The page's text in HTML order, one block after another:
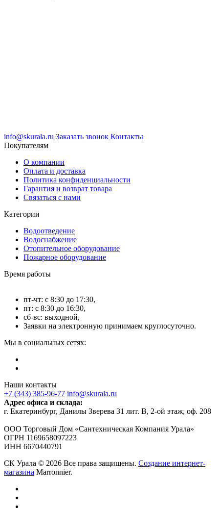
info@skurala.ru Заказать звонок Контакты
Покупателям
О компании
Оплата и доставка
Политика конфиденциальности
Гарантия и возврат товара
Связаться с нами
Категории
Водоотведение
Водоснабжение
Отопительное оборудование
Пожарное оборудование
Время работы
пт-чт: с 8:30 до 17:30,
пт: с 8:30 до 16:30,
сб-вс: выходной,
Заявки на электронную принимаем круглосуточно.
Мы в социальных сетях:
Наши контакты
+7 (343) 385-96-77 info@skurala.ru
Адрес офиса и склада:
г. Екатеринбург, Данилы Зверева 31 лит. В, 2-ой этаж, оф. 208
ООО Торговый Дом «Сантехническая Компания Урала»
ОГРН 1169658097223
ИНН 6670440791
СК Урала © 2026 Все права защищены. Создание интернет-
магазина Marronnier.